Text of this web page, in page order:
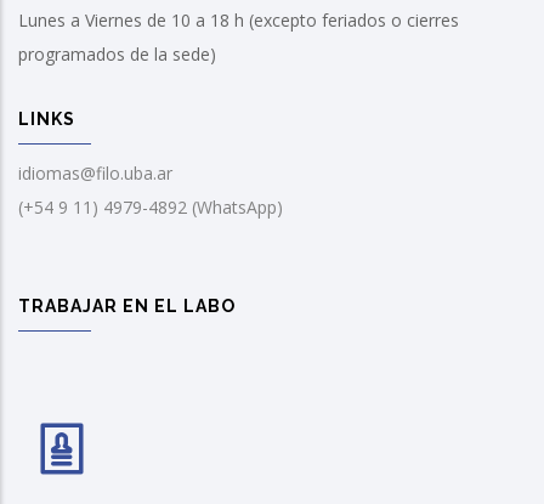
Lunes a Viernes de 10 a 18 h (excepto feriados o cierres
programados de la sede)
LINKS
idiomas@filo.uba.ar
(+54 9 11) 4979-4892 (WhatsApp)
TRABAJAR EN EL LABO